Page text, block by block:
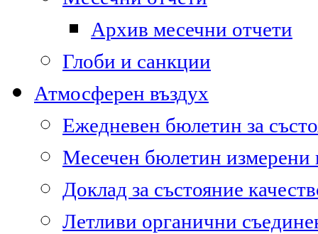
Архив месечни отчети
Глоби и санкции
Атмосферен въздух
Ежедневен бюлетин за
Месечен бюлетин
Доклад за състояние
Летливи органични